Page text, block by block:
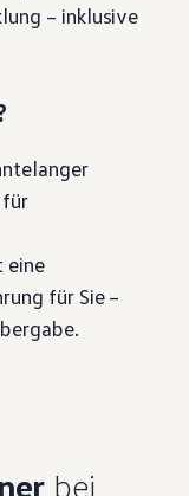
– inklusive
eine
für Sie –
bei